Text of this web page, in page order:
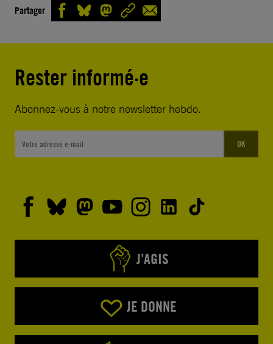
Partager
Rester informé·e
Abonnez-vous à notre newsletter hebdo.
OK
J’AGIS
JE DONNE